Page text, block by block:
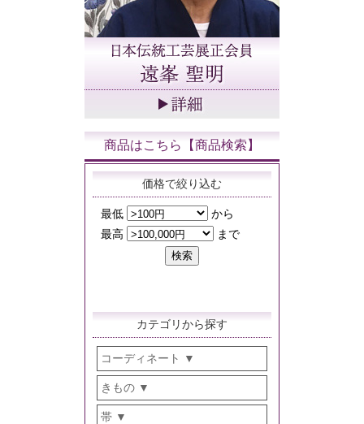
商品はこちら【商品検索】
価格で絞り込む
カテゴリから探す
コーディネート
きもの
帯